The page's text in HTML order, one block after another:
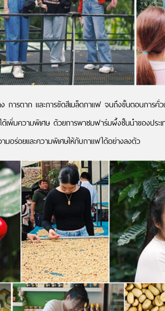
การตาก และการขัดสีเมล็ดกาแฟ จนถึงขั้นตอนการคั่
มความพิเศษ ด้วยการพาชมฟาร์มผึ้งชั้นนำของประ
ร่อยและความพิเศษให้กับกาแฟได้อย่างลงตัว